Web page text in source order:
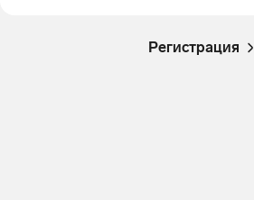
Регистрация